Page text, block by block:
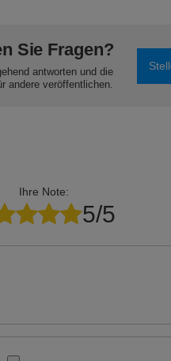
Sie Fragen?
antworten und die
andere veröffentlichen.
Ihre Note:
5/5